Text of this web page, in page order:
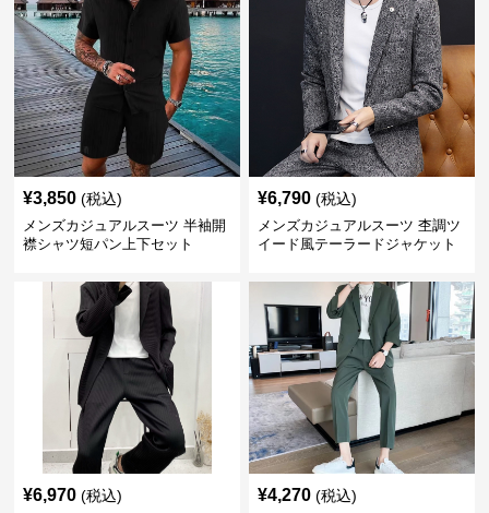
¥3,850 (税込)
メンズカジュアルスーツ 半袖開
襟シャツ短パン上下セット
¥6,790 (税込)
メンズカジュアルスーツ 杢調ツ
イード風テーラードジャケット
¥6,970 (税込) ¥4,270 (税込)